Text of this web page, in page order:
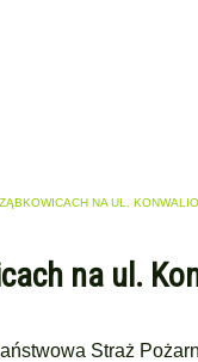
NA UL.
na ul.
Straż